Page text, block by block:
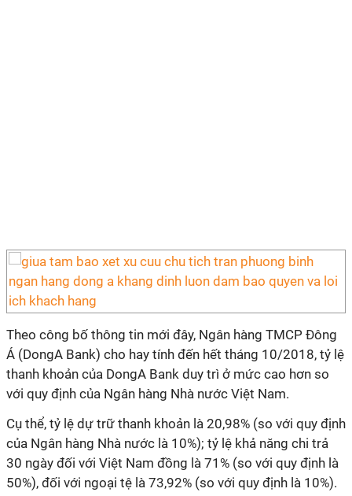
Theo công bố thông tin mới đây, Ngân hàng TMCP Đông
Á (DongA Bank) cho hay tính đến hết tháng 10/2018, tỷ lệ
thanh khoản của DongA Bank duy trì ở mức cao hơn so
với quy định của Ngân hàng Nhà nước Việt Nam.
Cụ thể, tỷ lệ dự trữ thanh khoản là 20,98% (so với quy định
của Ngân hàng Nhà nước là 10%); tỷ lệ khả năng chi trả
30 ngày đối với Việt Nam đồng là 71% (so với quy định là
50%), đối với ngoại tệ là 73,92% (so với quy định là 10%).